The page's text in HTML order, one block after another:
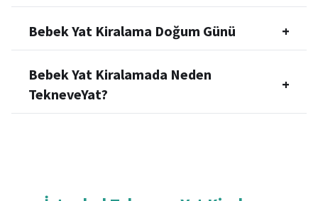
Bebek Yat Kiralama Doğum Günü +
Bebek Yat Kiralamada Neden
TekneveYat?
+